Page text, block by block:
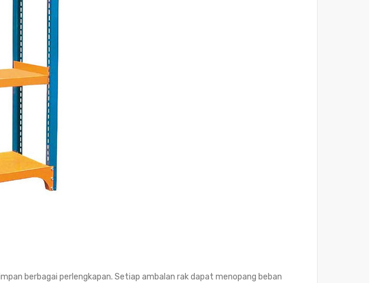
berbagai perlengkapan. Setiap ambalan rak dapat menopang beban